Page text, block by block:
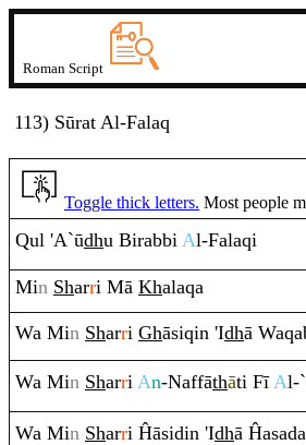
Roman Script
113) Sūrat Al-Falaq
Toggle thick letters. Most people
Qul 'A`ūdhu Birabbi Al-Falaqi
Min Sharri Mā Khalaqa
Wa Min Sharri Ghāsiqin 'Idhā Waq
Wa Min Sharri An-Naffāthāti FīAl-
Wa Min Sharri Ĥāsidin 'Idhā Ĥasada